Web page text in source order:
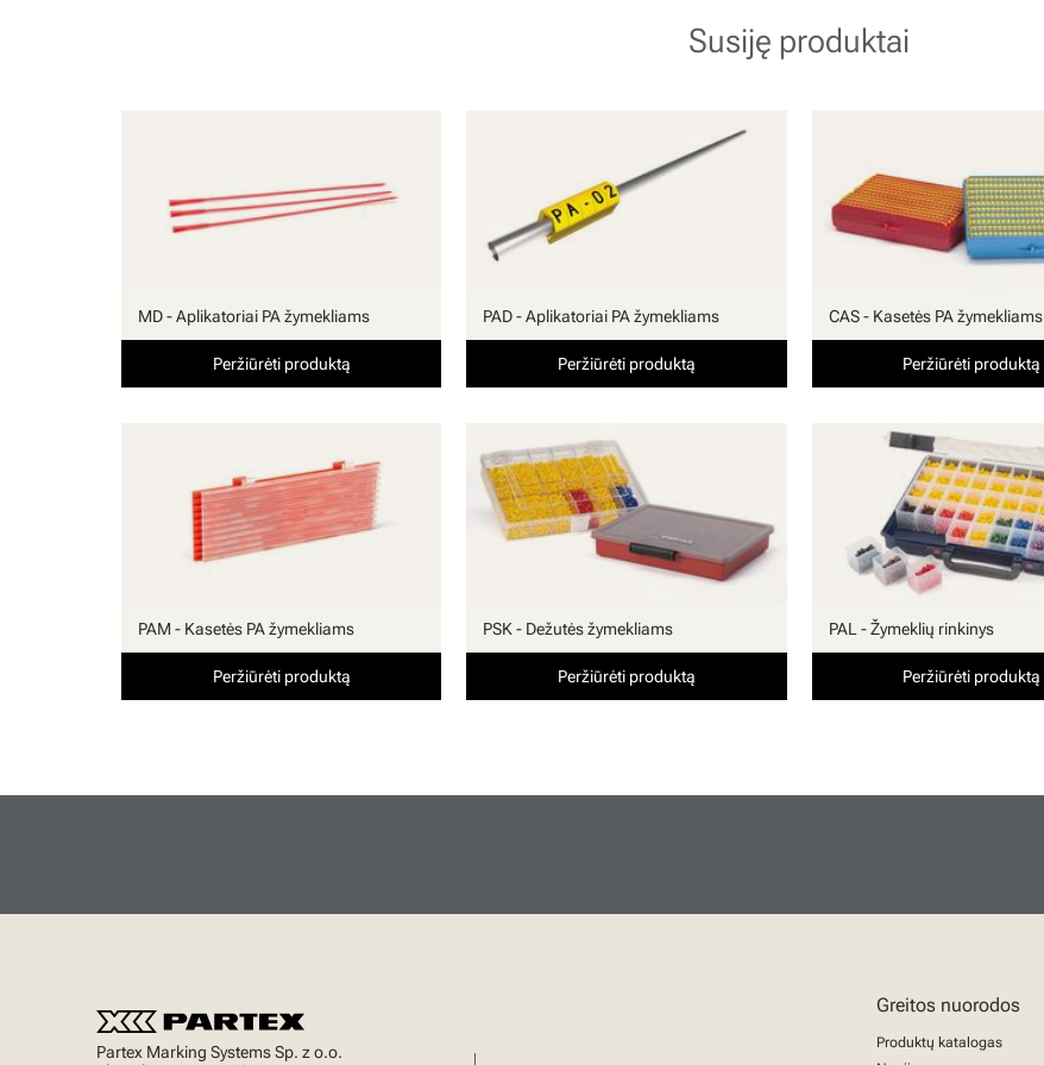
Susiję produktai
MD - Aplikatoriai PA žymekliams
Peržiūrėti produktą
PAD - Aplikatoriai PA žymekliams
Peržiūrėti produktą
CAS - Kasetės PA žymekliams
Peržiūrėti produktą
PAM - Kasetės PA žymekliams
Peržiūrėti produktą
PSK - Dežutės žymekliams
Peržiūrėti produktą
PAL - Žymeklių rinkinys
Peržiūrėti produktą
Partex Marking Systems Sp. z o.o.
Greitos nuorodos
Produktų katalogas